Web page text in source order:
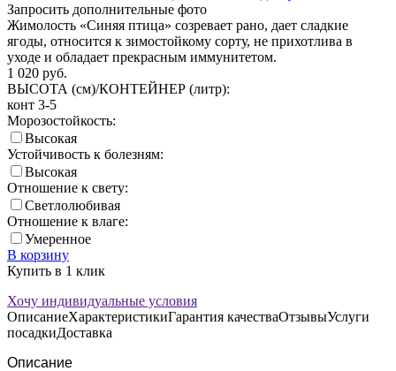
Запросить дополнительные фото
Жимолость «Синяя птица» созревает рано, дает сладкие
ягоды, относится к зимостойкому сорту, не прихотлива в
уходе и обладает прекрасным иммунитетом.
1 020 руб.
ВЫСОТА (см)/КОНТЕЙНЕР (литр):
конт 3-5
Морозостойкость:
Высокая
Устойчивость к болезням:
Высокая
Отношение к свету:
Светлолюбивая
Отношение к влаге:
Умеренное
В корзину
Купить в 1 клик
Хочу индивидуальные условия
ОписаниеХарактеристикиГарантия качестваОтзывыУслуги
посадкиДоставка
Описание